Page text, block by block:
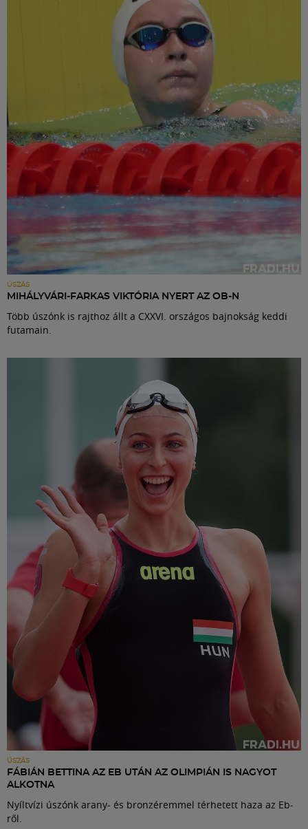
ÚSZÁS
MIHÁLYVÁRI-FARKAS VIKTÓRIA NYERT AZ OB-N
Több úszónk is rajthoz állt a CXXVI. országos bajnokság keddi
futamain.
ÚSZÁS
FÁBIÁN BETTINA AZ EB UTÁN AZ OLIMPIÁN IS NAGYOT
ALKOTNA
Nyíltvízi úszónk arany- és bronzéremmel térhetett haza az Eb-
ről.